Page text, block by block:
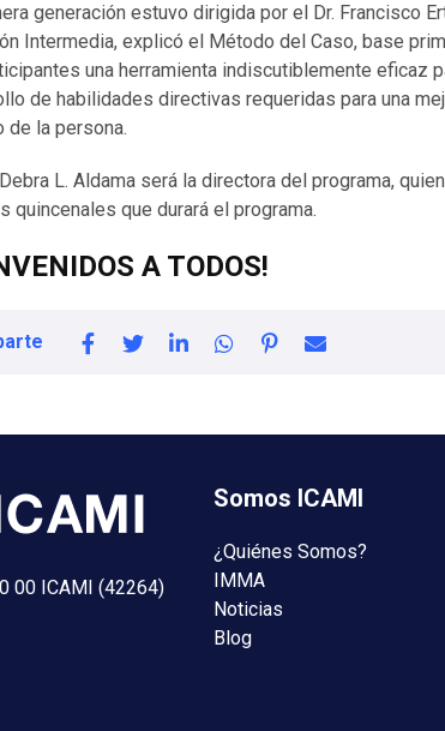
generación estuvo dirigida por el Dr. Francisco
Intermedia, explicó el Método del Caso, base
una herramienta indiscutiblemente eficaz
de habilidades directivas requeridas para una
de la persona.
L. Aldama será la directora del programa,
quincenales que durará el programa.
A TODOS!
00 ICAMI (42264)
Somos ICAMI
¿Quiénes Somos?
IMMA
Noticias
Blog